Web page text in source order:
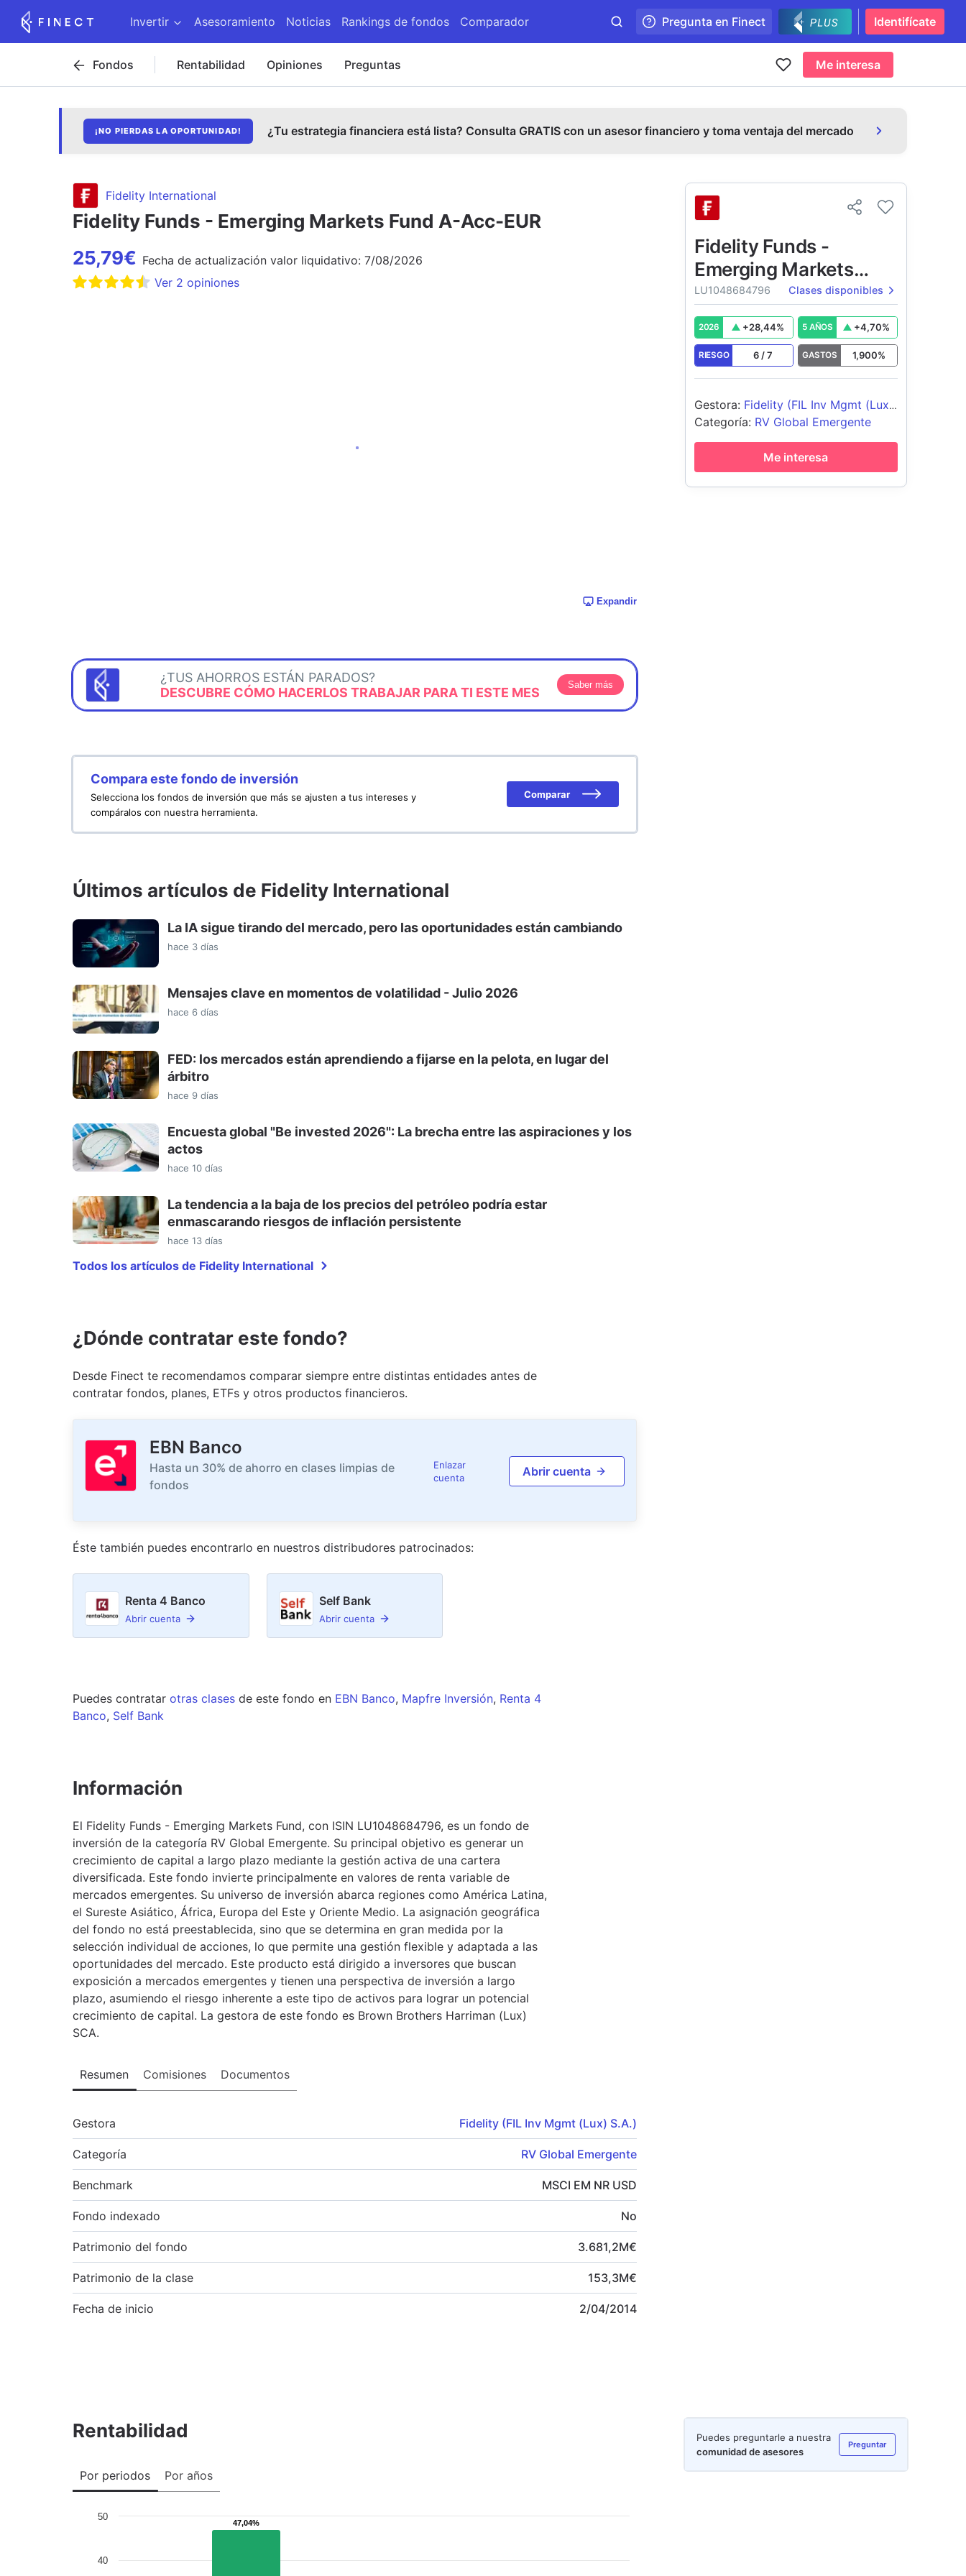
Invertir Asesoramiento Noticias Rankings de fondos Comparador Pregunta en Finect Identifícate
Fondos Rentabilidad Opiniones Preguntas Me interesa
¡NO PIERDAS LA OPORTUNIDAD! ¿Tu estrategia financiera está lista? Consulta GRATIS con un asesor financiero y toma ventaja del mercado
Fidelity International
Fidelity Funds - Emerging Markets Fund A-Acc-EUR
25,79€ Fecha de actualización valor liquidativo: 7/08/2026
Ver 2 opiniones
Expandir
¿TUS AHORROS ESTÁN PARADOS?
DESCUBRE CÓMO HACERLOS TRABAJAR PARA TI ESTE MES
Saber más
Compara este fondo de inversión
Selecciona los fondos de inversión que más se ajusten a tus intereses y
compáralos con nuestra herramienta.
Comparar
Últimos artículos de Fidelity International
La IA sigue tirando del mercado, pero las oportunidades están cambiando
hace 3 días
Mensajes clave en momentos de volatilidad - Julio 2026
hace 6 días
FED: los mercados están aprendiendo a fijarse en la pelota, en lugar del
árbitro
hace 9 días
Encuesta global "Be invested 2026": La brecha entre las aspiraciones y los
actos
hace 10 días
La tendencia a la baja de los precios del petróleo podría estar
enmascarando riesgos de inflación persistente
hace 13 días
Todos los artículos de Fidelity International
¿Dónde contratar este fondo?
Desde Finect te recomendamos comparar siempre entre distintas entidades antes de
contratar fondos, planes, ETFs y otros productos financieros.
EBN Banco
Hasta un 30% de ahorro en clases limpias de
fondos
Enlazar
cuenta
Abrir cuenta
Éste también puedes encontrarlo en nuestros distribudores patrocinados:
Renta 4 Banco
Abrir cuenta
Self Bank
Abrir cuenta
Puedes contratar otras clases de este fondo en EBN Banco, Mapfre Inversión, Renta 4
Banco, Self Bank
Información
El Fidelity Funds - Emerging Markets Fund, con ISIN LU1048684796, es un fondo de
inversión de la categoría RV Global Emergente. Su principal objetivo es generar un
crecimiento de capital a largo plazo mediante la gestión activa de una cartera
diversificada. Este fondo invierte principalmente en valores de renta variable de
mercados emergentes. Su universo de inversión abarca regiones como América Latina,
el Sureste Asiático, África, Europa del Este y Oriente Medio. La asignación geográfica
del fondo no está preestablecida, sino que se determina en gran medida por la
selección individual de acciones, lo que permite una gestión flexible y adaptada a las
oportunidades del mercado. Este producto está dirigido a inversores que buscan
exposición a mercados emergentes y tienen una perspectiva de inversión a largo
plazo, asumiendo el riesgo inherente a este tipo de activos para lograr un potencial
crecimiento de capital. La gestora de este fondo es Brown Brothers Harriman (Lux)
SCA.
Resumen Comisiones Documentos
Gestora Fidelity (FIL Inv Mgmt (Lux) S.A.)
Categoría RV Global Emergente
Benchmark MSCI EM NR USD
Fondo indexado No
Patrimonio del fondo 3.681,2M€
Patrimonio de la clase 153,3M€
Fecha de inicio 2/04/2014
Fidelity Funds -
Emerging Markets
Fund
LU1048684796 Clases disponibles
2026 +28,44% 5 AÑOS +4,70%
RIESGO 6/7 GASTOS 1,900%
Gestora: Fidelity (FIL Inv Mgmt (Lux)
S.A.)
Categoría: RV Global Emergente
Me interesa
Rentabilidad
Por periodos Por años
47,04%
47,04%
40
50
Puedes preguntarle a nuestra
comunidad de asesores
Preguntar